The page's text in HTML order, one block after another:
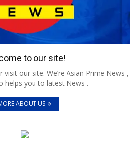
to our site!
our site. We’re Asian Prime News ,
helps you to latest News .
ABOUT US